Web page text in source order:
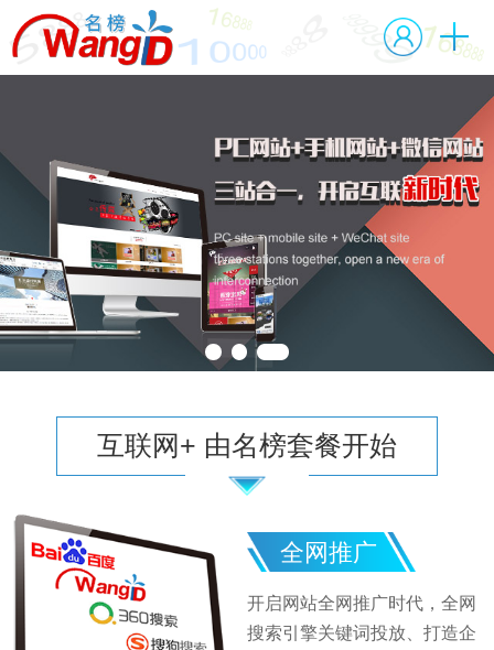
互联网+ 由名榜套餐开始
全网推广
开启网站全网推广时代，全网
搜索引擎关键词投放、打造企